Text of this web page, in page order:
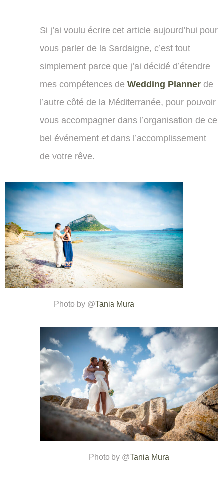
Si j’ai voulu écrire cet article aujourd’hui pour
vous parler de la Sardaigne, c’est tout
simplement parce que j’ai décidé d’étendre
mes compétences de Wedding Planner de
l’autre côté de la Méditerranée, pour pouvoir
vous accompagner dans l’organisation de ce
bel événement et dans l’accomplissement
de votre rêve.
Photo by @Tania Mura
Photo by @Tania Mura